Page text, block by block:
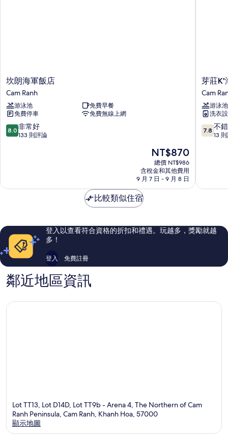
所
有
相
片
情
坎
朗
海
軍
飯
店
Cam
坎朗海軍飯店
Cam Ranh
游泳池
免費早餐
免費停車
免費無線上網
8.0
分，
常
評
論
8.0 非常好
133 則評論
現
在
價
格
為
NT$870
總價 NT$986
含稅金和其他費用
9 月 7 日 - 9 月 8 日
芽
莊
K'海
景
度
假
村
芽莊K'
Cam
游泳池
洗衣
7.8
分，
錯
評
論
7.8 不
13
比較類似住宿
登入以查看符合資格的折扣和禮遇。玩越多，獎勵就越
多！
登入 免費註冊
鄰近地區資訊
Lot TT13, Lot D14D, Lot TT9b - Arena 4, The Northern of Cam
Ranh Peninsula, Cam Ranh, Khanh Hoa, 57000
顯示地圖